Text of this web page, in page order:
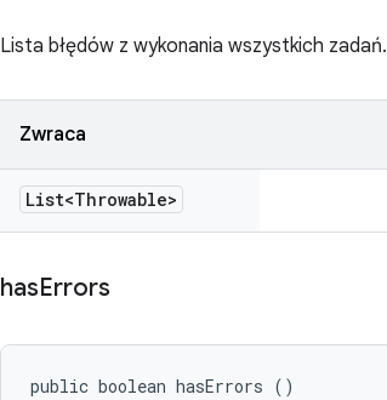
Lista błędów z wykonania wszystkich zadań.
Zwraca
List<Throwable>
hasErrors
public boolean hasErrors ()